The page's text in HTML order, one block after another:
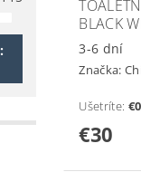
BLACK
3-6 dní
Značka:
Ušetríte:
€30